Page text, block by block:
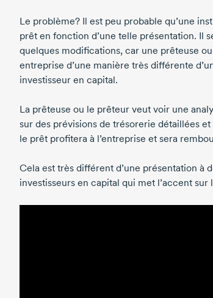
Le problème? Il est peu probable qu’une
prêt en fonction d’une telle présentation. Il
quelques modifications, car une prêteuse
entreprise d’une manière très différente
investisseur en capital.
La prêteuse ou le prêteur veut voir une
sur des prévisions de trésorerie détaillées
le prêt profitera à l’entreprise et sera
Cela est très différent d’une présentation à
investisseurs en capital qui met l’accent